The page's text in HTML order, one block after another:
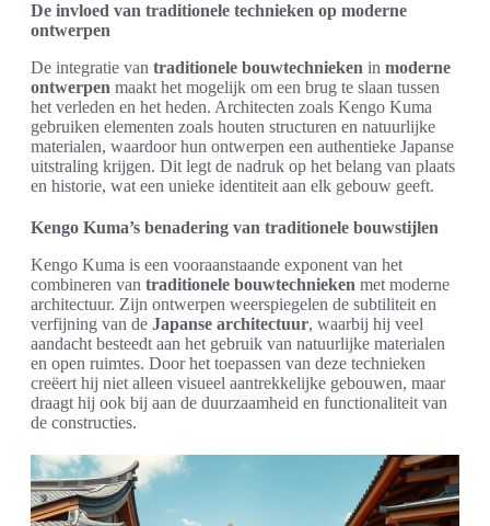
De invloed van traditionele technieken op moderne
ontwerpen
De integratie van traditionele bouwtechnieken in moderne
ontwerpen maakt het mogelijk om een brug te slaan tussen
het verleden en het heden. Architecten zoals Kengo Kuma
gebruiken elementen zoals houten structuren en natuurlijke
materialen, waardoor hun ontwerpen een authentieke Japanse
uitstraling krijgen. Dit legt de nadruk op het belang van plaats
en historie, wat een unieke identiteit aan elk gebouw geeft.
Kengo Kuma’s benadering van traditionele bouwstijlen
Kengo Kuma is een vooraanstaande exponent van het
combineren van traditionele bouwtechnieken met moderne
architectuur. Zijn ontwerpen weerspiegelen de subtiliteit en
verfijning van de Japanse architectuur, waarbij hij veel
aandacht besteedt aan het gebruik van natuurlijke materialen
en open ruimtes. Door het toepassen van deze technieken
creëert hij niet alleen visueel aantrekkelijke gebouwen, maar
draagt hij ook bij aan de duurzaamheid en functionaliteit van
de constructies.